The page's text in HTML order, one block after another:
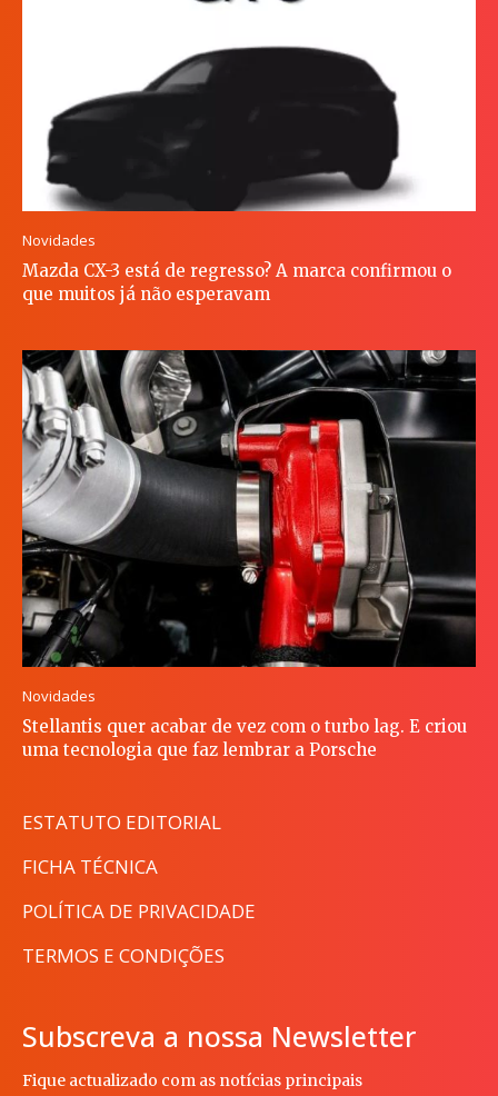
Novidades
Mazda CX-3 está de regresso? A marca confirmou o
que muitos já não esperavam
Novidades
Stellantis quer acabar de vez com o turbo lag. E criou
uma tecnologia que faz lembrar a Porsche
ESTATUTO EDITORIAL
FICHA TÉCNICA
POLÍTICA DE PRIVACIDADE
TERMOS E CONDIÇÕES
Subscreva a nossa Newsletter
Fique actualizado com as notícias principais